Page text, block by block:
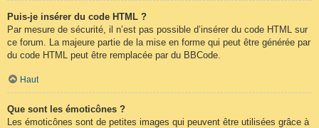
Puis-je insérer du code HTML ?
Par mesure de sécurité, il n’est pas possible d’insérer du code HTML sur
ce forum. La majeure partie de la mise en forme qui peut être générée par
du code HTML peut être remplacée par du BBCode.
Haut
Que sont les émoticônes ?
Les émoticônes sont de petites images qui peuvent être utilisées grâce à